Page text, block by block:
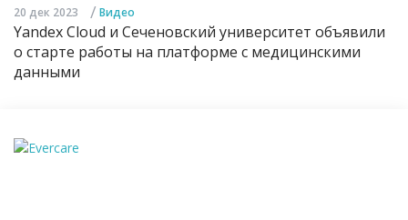
20 дек 2023 / Видео
Yandex Cloud и Сеченовский университет объявили
о старте работы на платформе с медицинскими
данными